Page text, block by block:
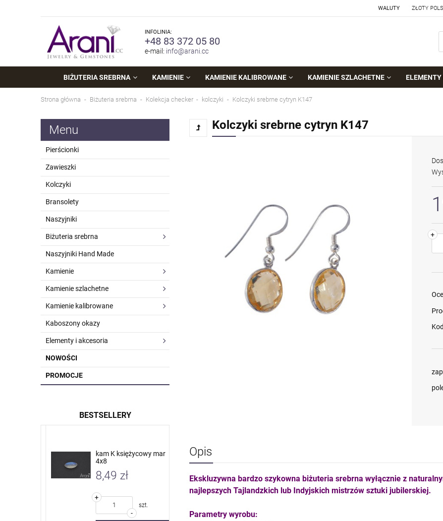
WALUTY
INFOLINIA:
+48 83 372 05 80
e-mail: info@arani.cc
BIŻUTERIA SREBRNA KAMIENIE KAMIENIE KALIBROWANE KAMIENIE SZLACHETNE ELEMENTY
Strona główna Biżuteria srebrna Kolekcja checker kolczyki Kolczyki srebrne cytryn K147
Menu
Pierścionki
Zawieszki
Kolczyki
Bransolety
Naszyjniki
Biżuteria srebrna
Naszyjniki Hand Made
Kamienie
Kamienie szlachetne
Kamienie kalibrowane
Kaboszony okazy
Elementy i akcesoria
NOWOŚCI
PROMOCJE
BESTSELLERY
kam K księżycowy mar
4x8
8,49 zł
-
+
szt.
4,71 zł
-
+
7,11 zł
Kolczyki srebrne cytryn K147
+
Opis
Ekskluzywna bardzo szykowna biżuteria srebrna wyłącznie z
najlepszych Tajlandzkich lub Indyjskich mistrzów sztuki jubilerskiej.
Parametry wyrobu: